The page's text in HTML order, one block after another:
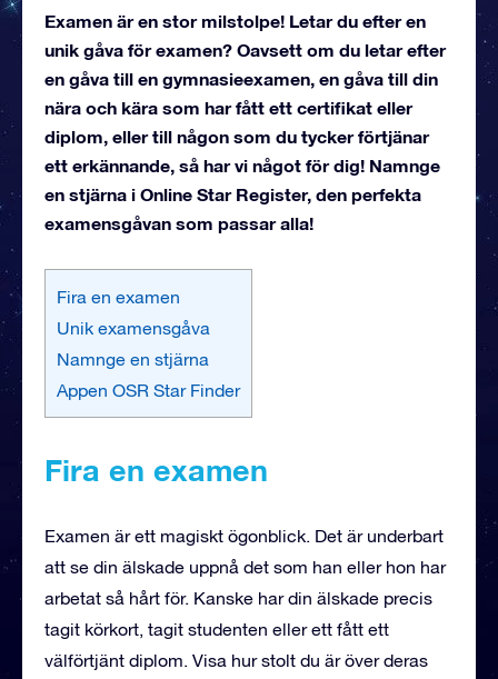
Examen är en stor milstolpe! Letar du efter en
unik gåva för examen? Oavsett om du letar efter
en gåva till en gymnasieexamen, en gåva till din
nära och kära som har fått ett certifikat eller
diplom, eller till någon som du tycker förtjänar
ett erkännande, så har vi något för dig! Namnge
en stjärna i Online Star Register, den perfekta
examensgåvan som passar alla!
Fira en examen
Unik examensgåva
Namnge en stjärna
Appen OSR Star Finder
Fira en examen
Examen är ett magiskt ögonblick. Det är underbart
att se din älskade uppnå det som han eller hon har
arbetat så hårt för. Kanske har din älskade precis
tagit körkort, tagit studenten eller ett fått ett
välförtjänt diplom. Visa hur stolt du är över deras